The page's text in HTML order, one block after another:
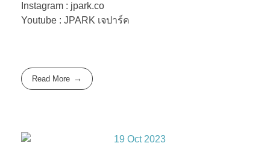
Instagram : jpark.co
Youtube : JPARK เจปาร์ค
Read More